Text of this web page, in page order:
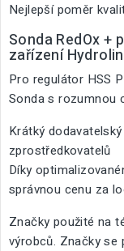
Nejlepší poměr
Sonda RedOx +
zařízení
Pro regulátor HSS
Sonda s rozumnou
Krátký
zprostředkovatelů
Díky
správnou cenu za
Značky použité na
výrobců. Značky se